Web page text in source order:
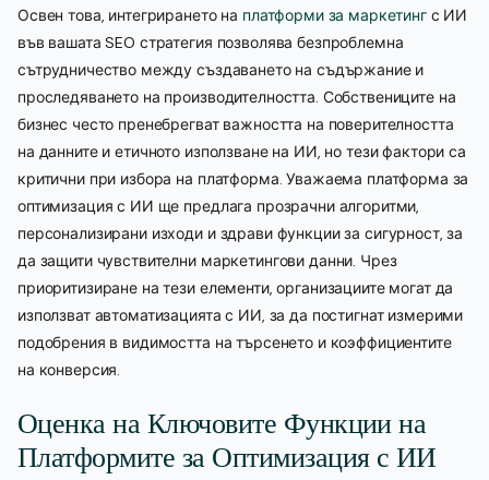
Освен това, интегрирането на платформи за маркетингс ИИ
във вашата SEO стратегия позволява безпроблемна
сътрудничество между създаването на съдържание и
проследяването на производителността. Собствениците на
бизнес често пренебрегват важността на поверителността
на данните и етичното използване на ИИ, но тези фактори са
критични при избора на платформа. Уважаема платформа за
оптимизация с ИИ ще предлага прозрачни алгоритми,
персонализирани изходи и здрави функции за сигурност, за
да защити чувствителни маркетингови данни. Чрез
приоритизиране на тези елементи, организациите могат да
използват автоматизацията с ИИ, за да постигнат измерими
подобрения в видимостта на търсенето и коэффициентите
на конверсия.
Оценка на Ключовите Функции на
Платформите за Оптимизация с ИИ